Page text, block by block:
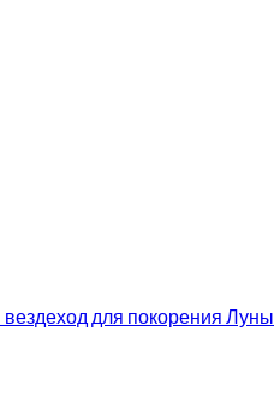
для покорения Луны